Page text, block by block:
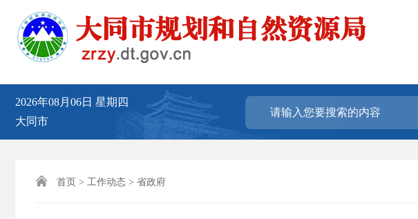
2026年08月06日 星期四
大同市
 首页 > 工作动态 > 省政府